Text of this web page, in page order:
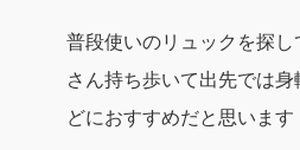
普段使いのリュックを探し
さん持ち歩いて出先では
どにおすすめだと思います